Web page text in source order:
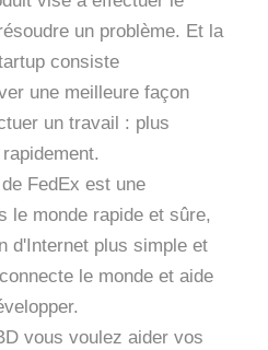
un problème. Et la
consiste
une meilleure façon
un travail : plus
FedEx est une
le monde rapide et sûre,
d'Internet plus simple et
le monde et aide
vous voulez aider vos